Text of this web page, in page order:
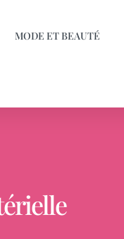
MODE ET BEAUTÉ